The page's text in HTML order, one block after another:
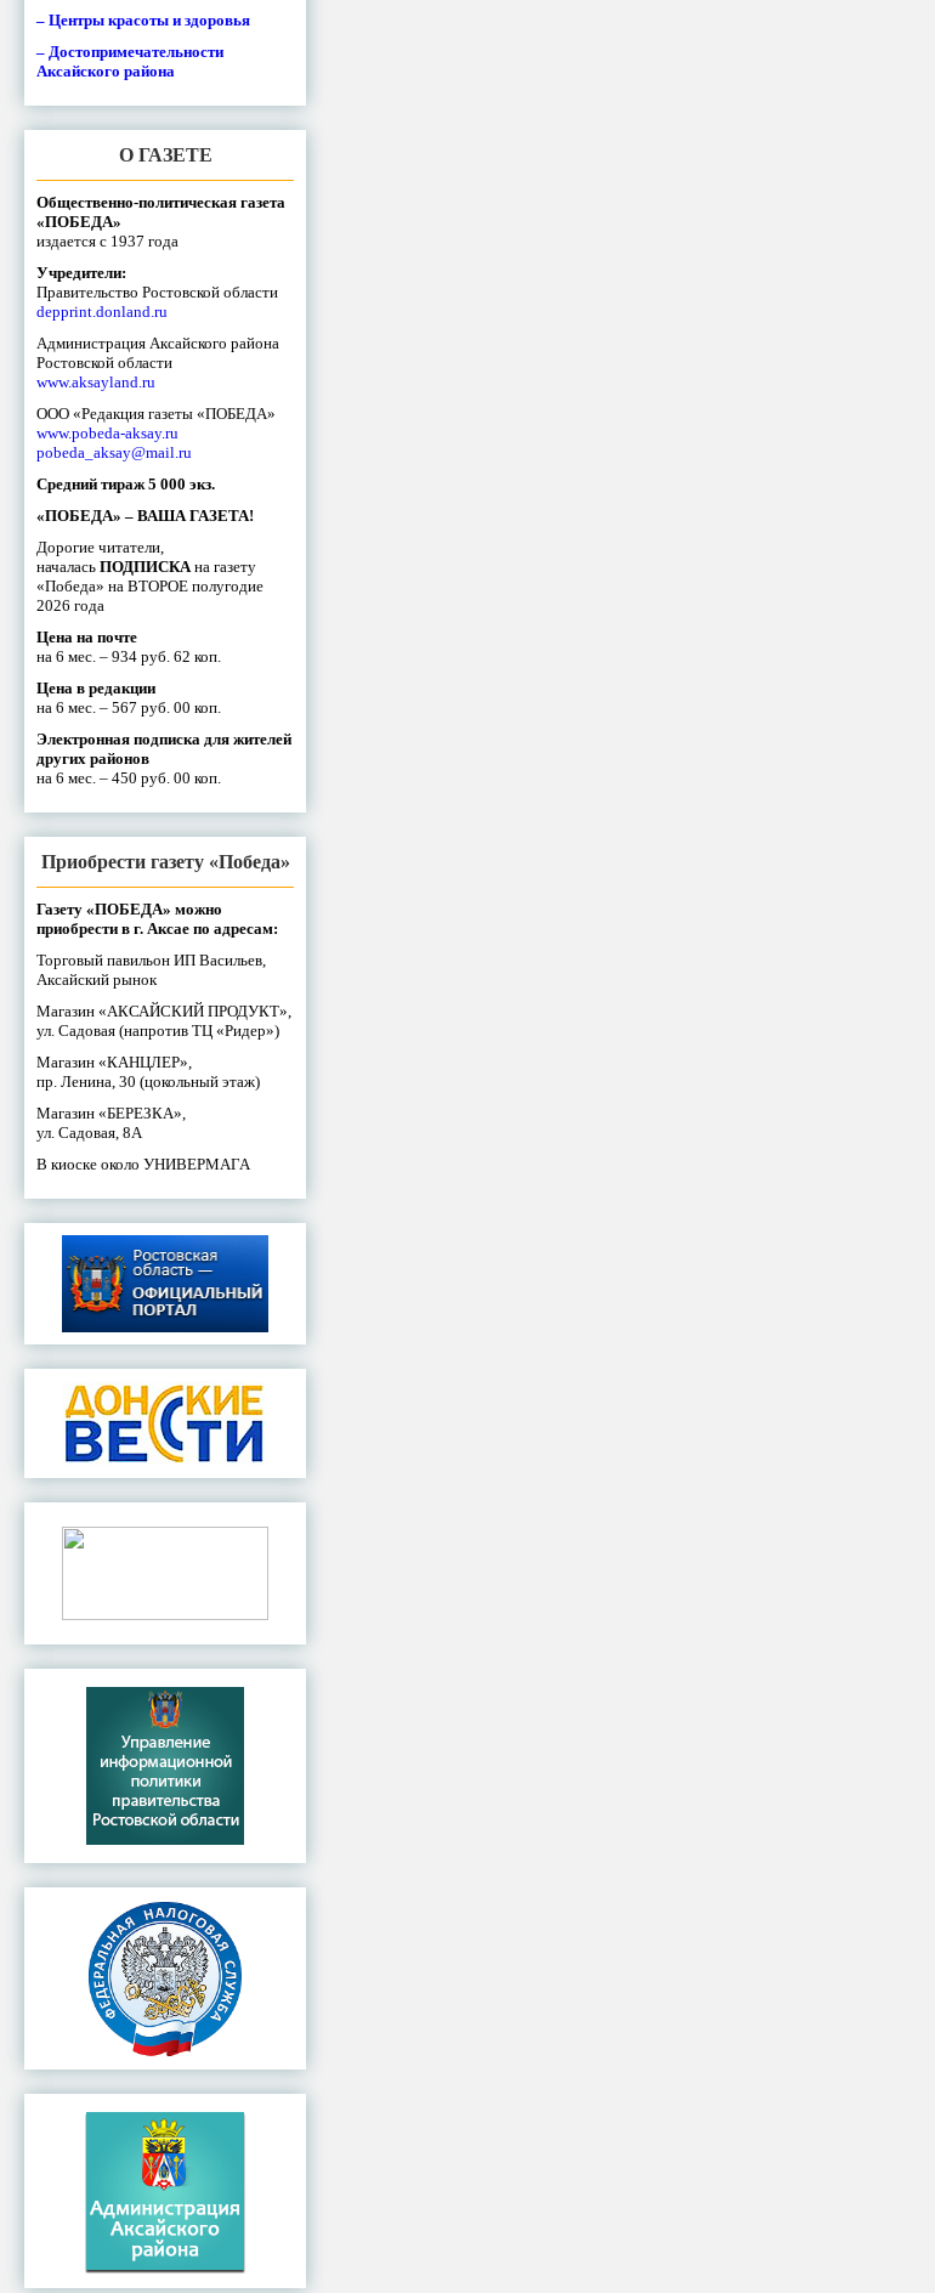
– Центры красоты и здоровья
– Достопримечательности
Аксайского района
О ГАЗЕТЕ
Общественно-политическая газета
«ПОБЕДА»
издается с 1937 года
Учредители:
Правительство Ростовской области
depprint.donland.ru
Администрация Аксайского района
Ростовской области
www.aksayland.ru
ООО «Редакция газеты «ПОБЕДА»
www.pobeda-aksay.ru
pobeda_aksay@mail.ru
Средний тираж 5 000 экз.
«ПОБЕДА» – ВАША ГАЗЕТА!
Дорогие читатели,
началась ПОДПИСКАна газету
«Победа» на ВТОРОЕ полугодие
2026 года
Цена на почте
на 6 мес. – 934 руб. 62 коп.
Цена в редакции
на 6 мес. – 567 руб. 00 коп.
Электронная подписка для жителей
других районов
на 6 мес. – 450 руб. 00 коп.
Приобрести газету «Победа»
Газету «ПОБЕДА» можно
приобрести в г. Аксае по адресам:
Торговый павильон ИП Васильев,
Аксайский рынок
Магазин «АКСАЙСКИЙ ПРОДУКТ»,
ул. Садовая (напротив ТЦ «Ридер»)
Магазин «КАНЦЛЕР»,
пр. Ленина, 30 (цокольный этаж)
Магазин «БЕРЕЗКА»,
ул. Садовая, 8А
В киоске около УНИВЕРМАГА